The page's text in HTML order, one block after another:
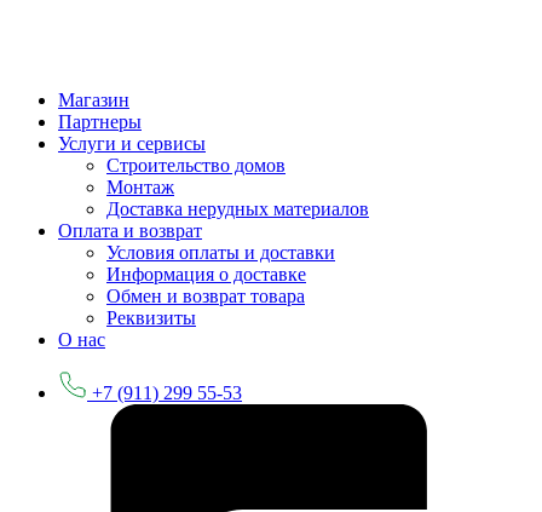
Магазин
Партнеры
Услуги и сервисы
Строительство домов
Монтаж
Доставка нерудных материалов
Оплата и возврат
Условия оплаты и доставки
Информация о доставке
Обмен и возврат товара
Реквизиты
О нас
+7 (911) 299 55-53